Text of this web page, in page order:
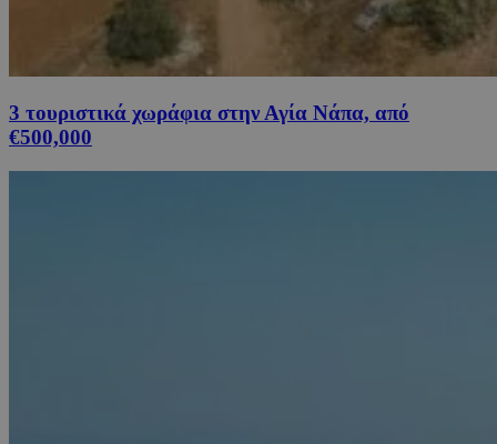
3 τουριστικά χωράφια στην Αγία Νάπα, από
€500,000